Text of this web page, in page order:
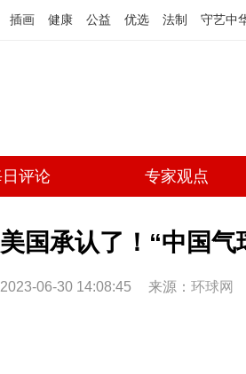
插画 健康 公益 优选 法制 守艺中
评论 专家观点
美国承认了！“中国
2023-06-30 14:08:45 来源： 环球网